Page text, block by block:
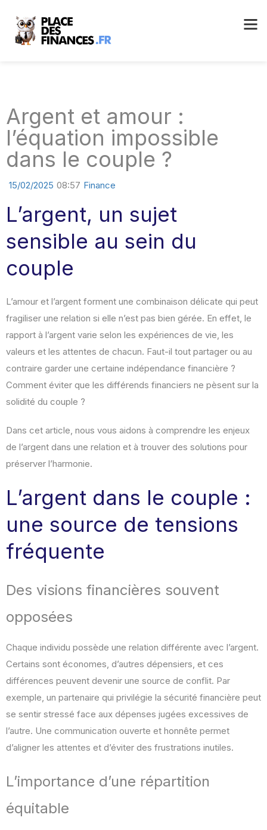
Argent et amour :
l’équation impossible
dans le couple ?
15/02/2025 08:57 Finance
L’argent, un sujet
sensible au sein du
couple
L’amour et l’argent forment une combinaison délicate qui peut
fragiliser une relation si elle n’est pas bien gérée. En effet, le
rapport à l’argent varie selon les expériences de vie, les
valeurs et les attentes de chacun. Faut-il tout partager ou au
contraire garder une certaine indépendance financière ?
Comment éviter que les différends financiers ne pèsent sur la
solidité du couple ?
Dans cet article, nous vous aidons à comprendre les enjeux
de l’argent dans une relation et à trouver des solutions pour
préserver l’harmonie.
L’argent dans le couple :
une source de tensions
fréquente
Des visions financières souvent
opposées
Chaque individu possède une relation différente avec l’argent.
Certains sont économes, d’autres dépensiers, et ces
différences peuvent devenir une source de conflit. Par
exemple, un partenaire qui privilégie la sécurité financière peut
se sentir stressé face aux dépenses jugées excessives de
l’autre. Une communication ouverte et honnête permet
d’aligner les attentes et d’éviter des frustrations inutiles.
L’importance d’une répartition
équitable